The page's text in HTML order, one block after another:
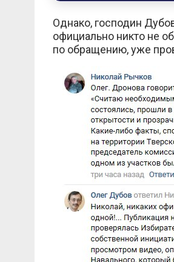
Однако, господин
официально никто не
по обращению, уже